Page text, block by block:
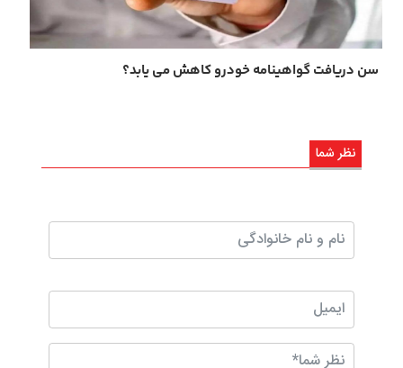
سن دریافت گواهینامه خودرو کاهش می یابد؟
نظر شما